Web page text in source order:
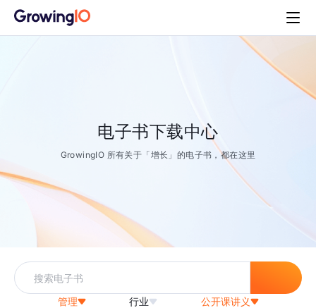
电子书下载中心
GrowingIO 所有关于「增长」的电子书，都在这里
管理 行业 公开课讲义